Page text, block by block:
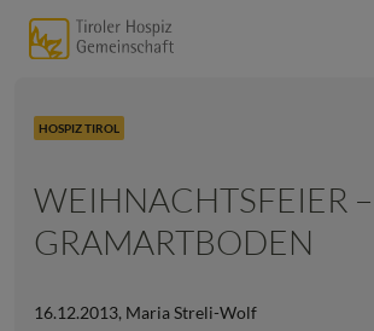
HOSPIZ TIROL
WEIHNACHTSFEIER –
GRAMARTBODEN
16.12.2013, Maria Streli-Wolf